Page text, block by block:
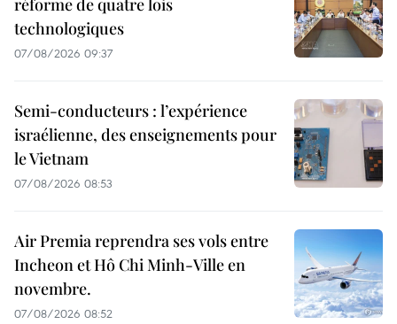
réforme de quatre lois
technologiques
07/08/2026 09:37
Semi-conducteurs : l’expérience
israélienne, des enseignements pour
le Vietnam
07/08/2026 08:53
Air Premia reprendra ses vols entre
Incheon et Hô Chi Minh-Ville en
novembre.
07/08/2026 08:52